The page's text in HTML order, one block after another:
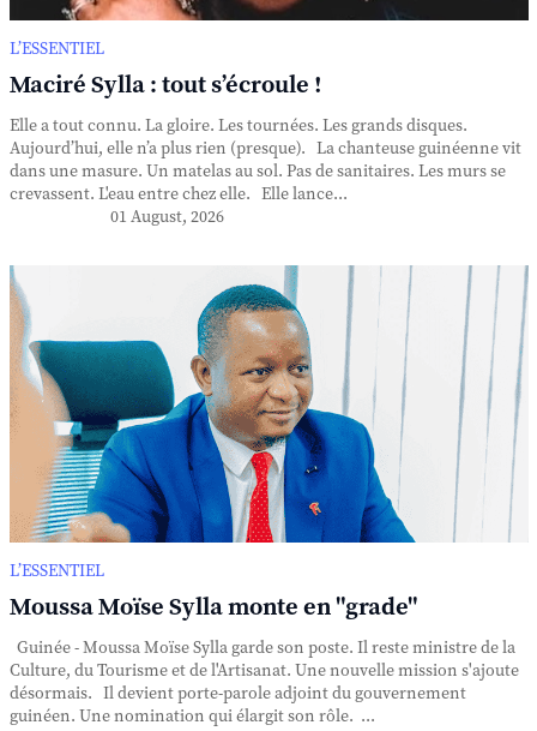
L’ESSENTIEL
Maciré Sylla : tout s’écroule !
Elle a tout connu. La gloire. Les tournées. Les grands disques.
Aujourd’hui, elle n’a plus rien (presque). La chanteuse guinéenne vit
dans une masure. Un matelas au sol. Pas de sanitaires. Les murs se
crevassent. L'eau entre chez elle. Elle lance...
01 August, 2026
L’ESSENTIEL
Moussa Moïse Sylla monte en "grade"
Guinée - Moussa Moïse Sylla garde son poste. Il reste ministre de la
Culture, du Tourisme et de l'Artisanat. Une nouvelle mission s'ajoute
désormais. Il devient porte-parole adjoint du gouvernement
guinéen. Une nomination qui élargit son rôle. ...